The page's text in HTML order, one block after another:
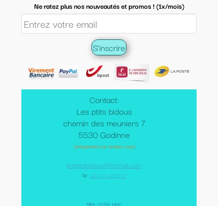
Contact:
Les ptits bidous
chemin des meuniers 7
5530 Godinne
(uniquement sur rendez-vous)
lesptitsbidous@hotmail.com
Tel: +32 477 47 05 17
site créé par:
Ne ratez plus nos nouveautés et promos ! (1x/mois)